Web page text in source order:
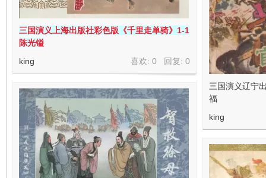
三国演义上海出版社彩色版《千里走单骑》1-1
陈光镒
喜欢: 0 回复: 0
king
三国演义辽宁
福
king